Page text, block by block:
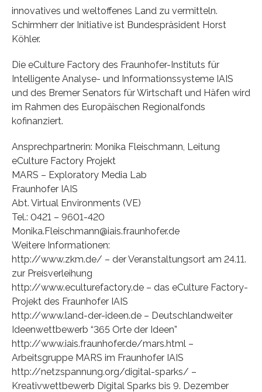
innovatives und weltoffenes Land zu vermitteln.
Schirmherr der Initiative ist Bundespräsident Horst
Köhler.
Die eCulture Factory des Fraunhofer-Instituts für
Intelligente Analyse- und Informationssysteme IAIS
und des Bremer Senators für Wirtschaft und Häfen wird
im Rahmen des Europäischen Regionalfonds
kofinanziert.
Ansprechpartnerin: Monika Fleischmann, Leitung
eCulture Factory Projekt
MARS – Exploratory Media Lab
Fraunhofer IAIS
Abt. Virtual Environments (VE)
Tel.: 0421 – 9601-420
Monika.Fleischmann@iais.fraunhofer.de
Weitere Informationen:
http://www.zkm.de/ – der Veranstaltungsort am 24.11.
zur Preisverleihung
http://www.eculturefactory.de – das eCulture Factory-
Projekt des Fraunhofer IAIS
http://www.land-der-ideen.de – Deutschlandweiter
Ideenwettbewerb “365 Orte der Ideen”
http://www.iais.fraunhofer.de/mars.html –
Arbeitsgruppe MARS im Fraunhofer IAIS
http://netzspannung.org/digital-sparks/ –
Kreativwettbewerb Digital Sparks bis 9. Dezember